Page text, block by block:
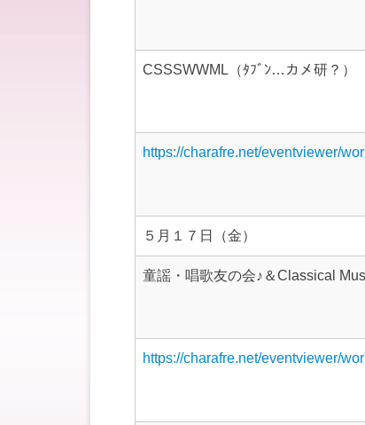
CSSSWWML（ﾀﾌﾞﾝ…カメ研？）
https://charafre.net/eventviewer/
５月１７日（金）
童謡・唱歌友の会♪＆Classical
https://charafre.net/eventviewer/